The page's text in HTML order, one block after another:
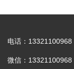
电话：13321100968
微信：13321100968